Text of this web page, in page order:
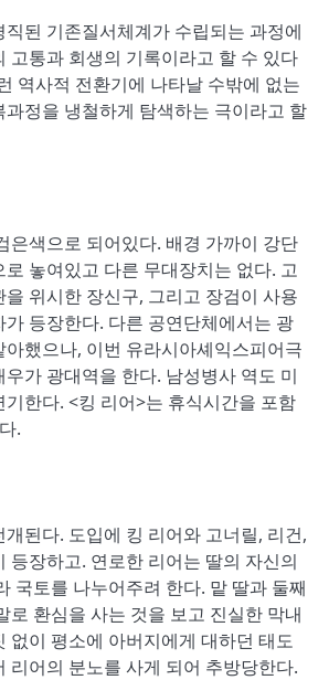
된 기존질서체계가 수립되는 과정에
고통과 회생의 기록이라고 할 수 있다
역사적 전환기에 나타날 수밖에 없는
정을 냉철하게 탐색하는 극이라고 할
은색으로 되어있다. 배경 가까이 강단
놓여있고 다른 무대장치는 없다. 고
위시한 장신구, 그리고 장검이 사용
등장한다. 다른 공연단체에서는 광
했으나, 이번 유라시아셰익스피어극
가 광대역을 한다. 남성병사 역도 미
한다. <킹 리어>는 휴식시간을 포함
.
된다. 도입에 킹 리어와 고너릴, 리건,
등장하고. 연로한 리어는 딸의 자신의
국토를 나누어주려 한다. 맡 딸과 둘째
로 환심을 사는 것을 보고 진실한 막내
없이 평소에 아버지에게 대하던 태도
리어의 분노를 사게 되어 추방당한다.